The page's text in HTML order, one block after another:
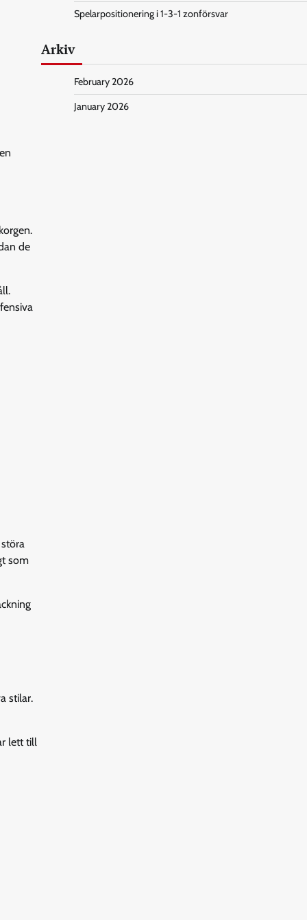
de
som
stilar.
lett till
Spelarpositionering i 1-3-1 zonförsvar
Arkiv
February 2026
January 2026